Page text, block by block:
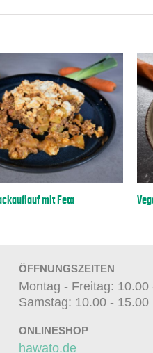
Einfache Crème
ÖFFNUNGSZEITEN
Montag - Freitag: 10.00
Samstag: 10.00 - 15.00
ONLINESHOP
hawato.de